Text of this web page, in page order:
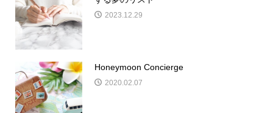
2023.12.29
Honeymoon Concierge
2020.02.07